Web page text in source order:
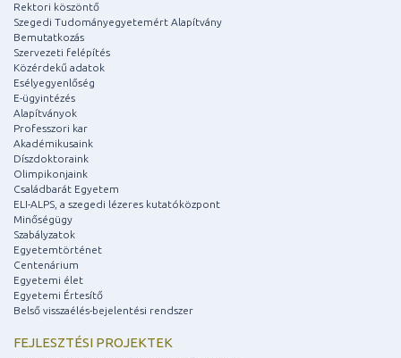
Rektori köszöntő
Szegedi Tudományegyetemért Alapítvány
Bemutatkozás
Szervezeti felépítés
Közérdekű adatok
Esélyegyenlőség
E-ügyintézés
Alapítványok
Professzori kar
Akadémikusaink
Díszdoktoraink
Olimpikonjaink
Családbarát Egyetem
ELI-ALPS, a szegedi lézeres kutatóközpont
Minőségügy
Szabályzatok
Egyetemtörténet
Centenárium
Egyetemi élet
Egyetemi Értesítő
Belső visszaélés-bejelentési rendszer
FEJLESZTÉSI PROJEKTEK